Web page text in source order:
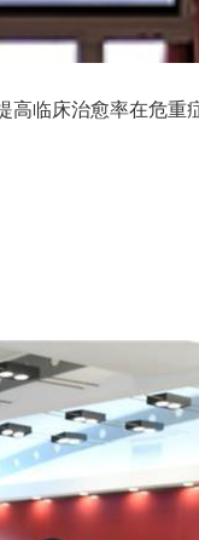
临床治愈率在危重